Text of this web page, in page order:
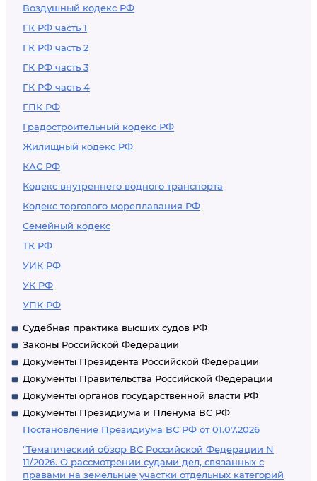
Воздушный кодекс РФ
ГК РФ часть 1
ГК РФ часть 2
ГК РФ часть 3
ГК РФ часть 4
ГПК РФ
Градостроительный кодекс РФ
Жилищный кодекс РФ
КАС РФ
Кодекс внутреннего водного транспорта
Кодекс торгового мореплавания РФ
Семейный кодекс
ТК РФ
УИК РФ
УК РФ
УПК РФ
Судебная практика высших судов РФ
Законы Российской Федерации
Документы Президента Российской Федерации
Документы Правительства Российской Федерации
Документы органов государственной власти РФ
Документы Президиума и Пленума ВС РФ
Постановление Президиума ВС РФ от 01.07.2026
"Тематический обзор ВС Российской Федерации N
11/2026. О рассмотрении судами дел, связанных с
правами на земельные участки отдельных категорий
пределами
территории
Российской
Федерации, владеть
и (или) пользоваться
иностранными